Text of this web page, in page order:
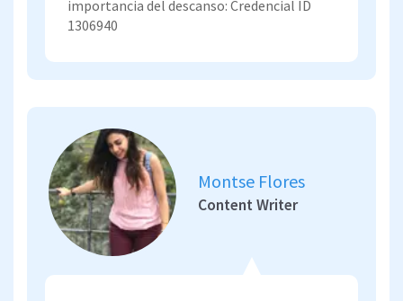
importancia del descanso: Credencial ID
1306940
Montse Flores
Content Writer